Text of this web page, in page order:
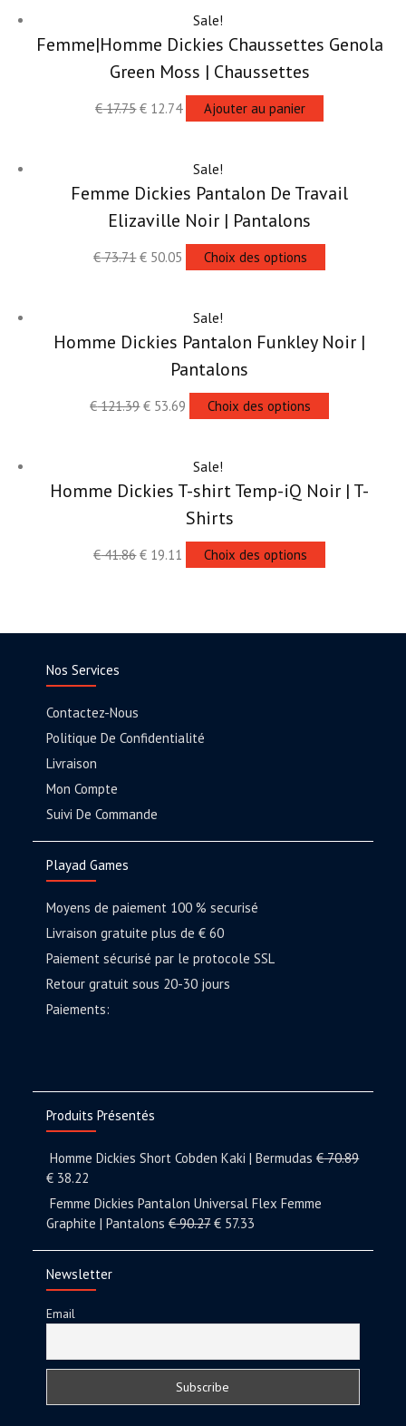
Sale!
Femme|Homme Dickies Chaussettes Genola
Green Moss | Chaussettes
€17.75 € 12.74 Ajouter au panier
Sale!
Femme Dickies Pantalon De Travail
Elizaville Noir | Pantalons
€73.71 € 50.05 Choix des options
Sale!
Homme Dickies Pantalon Funkley Noir |
Pantalons
€121.39 € 53.69 Choix des options
Sale!
Homme Dickies T-shirt Temp-iQ Noir | T-
Shirts
€41.86 € 19.11 Choix des options
Nos Services
Contactez-Nous
Politique De Confidentialité
Livraison
Mon Compte
Suivi De Commande
Playad Games
Moyens de paiement 100 % securisé
Livraison gratuite plus de € 60
Paiement sécurisé par le protocole SSL
Retour gratuit sous 20-30 jours
Paiements:
Produits Présentés
Homme Dickies Short Cobden Kaki | Bermudas €70.89
€ 38.22
Femme Dickies Pantalon Universal Flex Femme
Graphite | Pantalons €90.27 € 57.33
Newsletter
Email